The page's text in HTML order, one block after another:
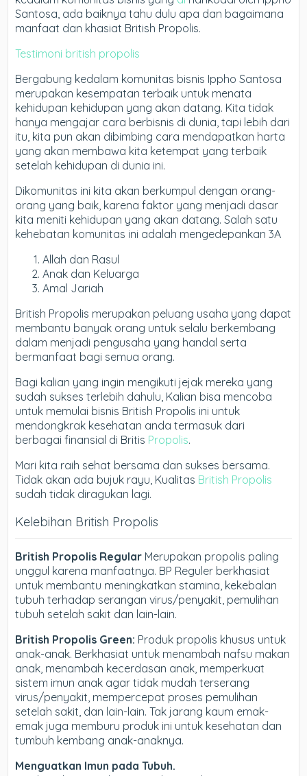
Santosa, ada baiknya tahu dulu apa dan bagaimana
manfaat dan khasiat British Propolis.
Testimoni british propolis
Bergabung kedalam komunitas bisnis Ippho Santosa
merupakan kesempatan terbaik untuk menata
kehidupan kehidupan yang akan datang. Kita tidak
hanya mengajar cara berbisnis di dunia, tapi lebih dari
itu, kita pun akan dibimbing cara mendapatkan harta
yang akan membawa kita ketempat yang terbaik
setelah kehidupan di dunia ini.
Dikomunitas ini kita akan berkumpul dengan orang-
orang yang baik, karena faktor yang menjadi dasar
kita meniti kehidupan yang akan datang. Salah satu
kehebatan komunitas ini adalah mengedepankan 3A
Allah dan Rasul
Anak dan Keluarga
Amal Jariah
British Propolis merupakan peluang usaha yang dapat
membantu banyak orang untuk selalu berkembang
dalam menjadi pengusaha yang handal serta
bermanfaat bagi semua orang.
Bagi kalian yang ingin mengikuti jejak mereka yang
sudah sukses terlebih dahulu, Kalian bisa mencoba
untuk memulai bisnis British Propolis ini untuk
mendongkrak kesehatan anda termasuk dari
berbagai finansial di Britis Propolis.
Mari kita raih sehat bersama dan sukses bersama.
Tidak akan ada bujuk rayu, Kualitas British Propolis
sudah tidak diragukan lagi.
Kelebihan British Propolis
British Propolis Regular Merupakan propolis paling
unggul karena manfaatnya. BP Reguler berkhasiat
untuk membantu meningkatkan stamina, kekebalan
tubuh terhadap serangan virus/penyakit, pemulihan
tubuh setelah sakit dan lain-lain.
British Propolis Green: Produk propolis khusus untuk
anak-anak. Berkhasiat untuk menambah nafsu makan
anak, menambah kecerdasan anak, memperkuat
sistem imun anak agar tidak mudah terserang
virus/penyakit, mempercepat proses pemulihan
setelah sakit, dan lain-lain. Tak jarang kaum emak-
emak juga memburu produk ini untuk kesehatan dan
tumbuh kembang anak-anaknya.
Menguatkan Imun pada Tubuh.